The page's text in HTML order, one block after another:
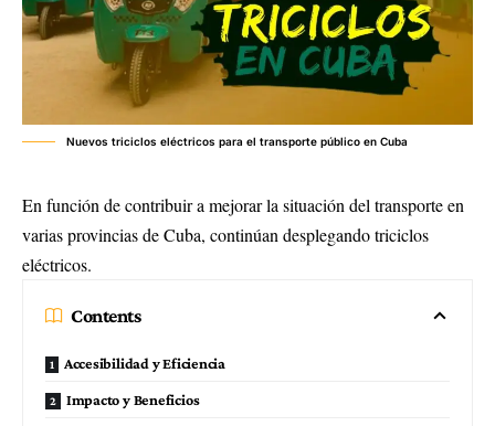
Nuevos triciclos eléctricos para el transporte público en Cuba
En función de contribuir a mejorar la situación del transporte en
varias provincias de Cuba, continúan desplegando triciclos
eléctricos.
Contents
Accesibilidad y Eficiencia
Impacto y Beneficios